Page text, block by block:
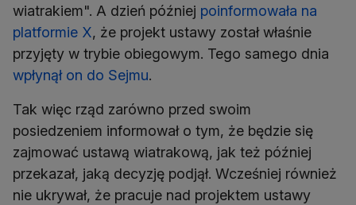
wiatrakiem". A dzień później poinformowała na
platformie X, że projekt ustawy został właśnie
przyjęty w trybie obiegowym. Tego samego dnia
wpłynął on do Sejmu.
Tak więc rząd zarówno przed swoim
posiedzeniem informował o tym, że będzie się
zajmować ustawą wiatrakową, jak też później
przekazał, jaką decyzję podjął. Wcześniej również
nie ukrywał, że pracuje nad projektem ustawy